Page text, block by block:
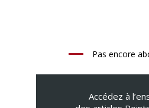
Pas encore
Accédez à